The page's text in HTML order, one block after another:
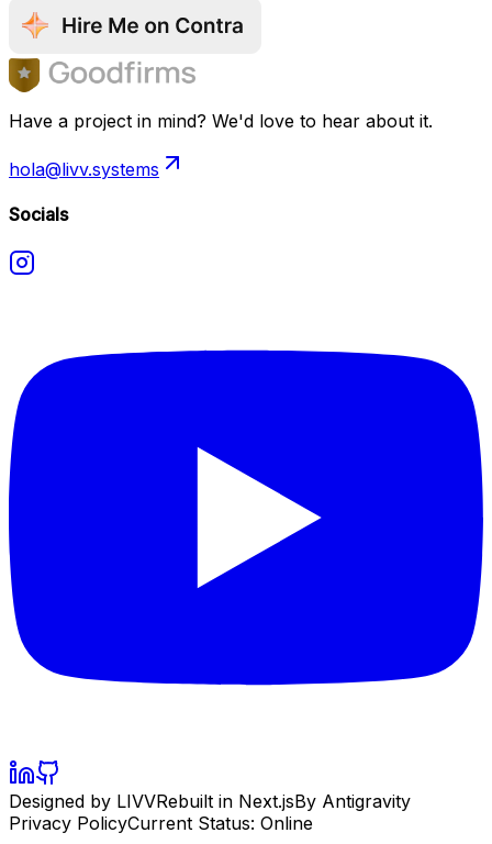
Have a project in mind? We'd love to hear about it.
hola@livv.systems
Socials
Designed by LIVVRebuilt in Next.jsBy Antigravity
Privacy PolicyCurrent Status: Online